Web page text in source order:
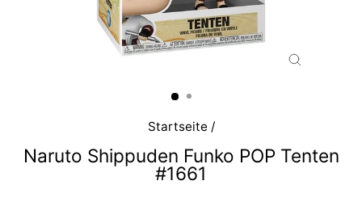
Startseite /
Naruto Shippuden Funko POP Tenten
#1661